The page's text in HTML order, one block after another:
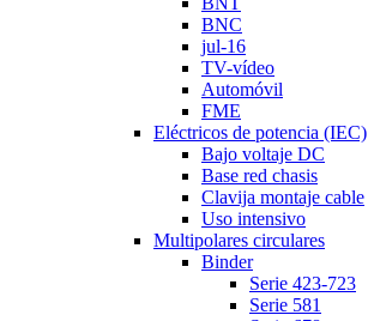
BNC
jul-16
TV-vídeo
Automóvil
FME
Eléctricos de potencia (IEC)
Bajo voltaje DC
Base red chasis
Clavija montaje cable
Uso intensivo
Multipolares circulares
Binder
Serie 423-723
Serie 581